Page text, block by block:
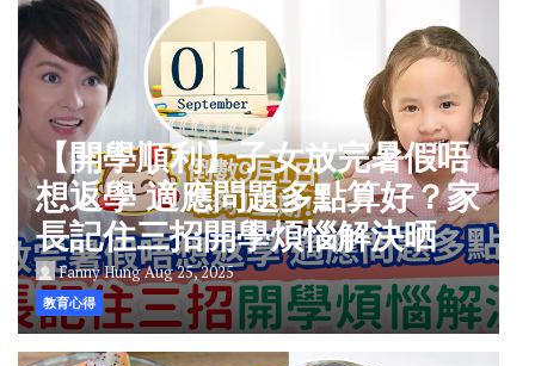
【開學順利】子女放完暑假唔
想返學 適應問題多點算好？家
長記住三招開學煩惱解決晒
Fanny HungAug 25, 2025
教育心得